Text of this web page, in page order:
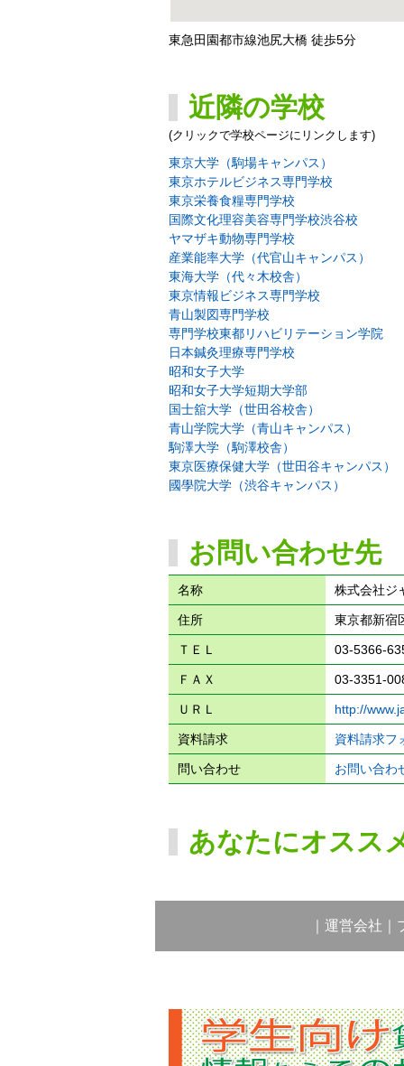
東急田園都市線池尻大橋 徒歩5分
近隣の学校
(クリックで学校ページにリンクします)
東京大学（駒場キャンパス）
東京ホテルビジネス専門学校
東京栄養食糧専門学校
国際文化理容美容専門学校渋谷校
ヤマザキ動物専門学校
産業能率大学（代官山キャンパス）
東海大学（代々木校舎）
東京情報ビジネス専門学校
青山製図専門学校
専門学校東都リハビリテーション学院
日本鍼灸理療専門学校
昭和女子大学
昭和女子大学短期大学部
国士舘大学（世田谷校舎）
青山学院大学（青山キャンパス）
駒澤大学（駒澤校舎）
東京医療保健大学（世田谷キャンパス）
國學院大学（渋谷キャンパス）
お問い合わせ先
名称 株式会社ジ
住所 東京都新宿
ＴＥＬ 03-5366-
ＦＡＸ 03-3351-
ＵＲＬ http://
資料請求 資料請求フ
問い合わせ お問い合わ
あなたにオスス
運営会社